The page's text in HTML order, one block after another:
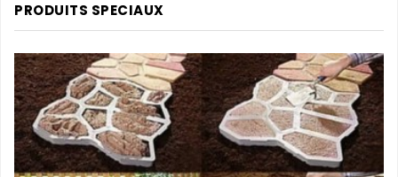
PRODUITS SPECIAUX